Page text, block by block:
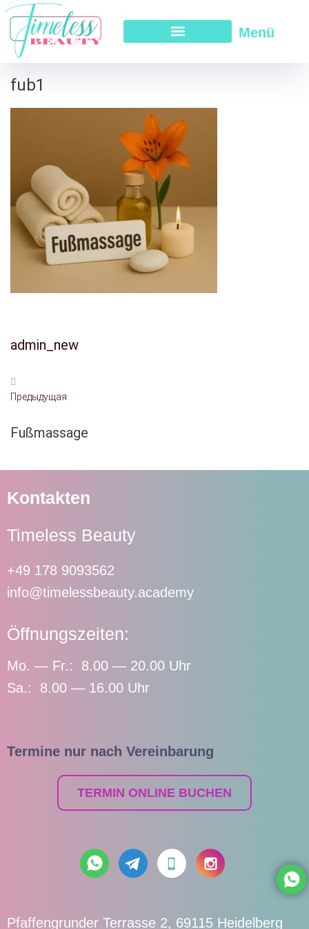
Menü
fub1
admin_new
Предыдущая
Fußmassage
Kontakten
Timeless Beauty
+49 178 9093562
info@timelessbeauty.academy
Öffnungszeiten:
Mo. — Fr.: 8.00 — 20.00 Uhr
Sa.: 8.00 — 16.00 Uhr
Termine nur nach Vereinbarung
TERMIN ONLINE BUCHEN
Pfaffengrunder Terrasse 2, 69115 Heidelberg